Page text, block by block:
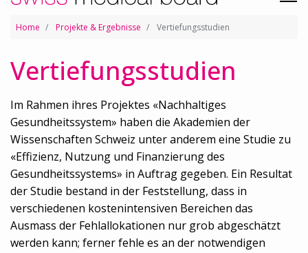
Home Projekte & Ergebnisse Vertiefungsstudien
Vertiefungsstudien
Im Rahmen ihres Projektes «Nachhaltiges
Gesundheitssystem» haben die Akademien der
Wissenschaften Schweiz unter anderem eine Studie zu
«Effizienz, Nutzung und Finanzierung des
Gesundheitssystems» in Auftrag gegeben. Ein Resultat
der Studie bestand in der Feststellung, dass in
verschiedenen kostenintensiven Bereichen das
Ausmass der Fehlallokationen nur grob abgeschätzt
werden kann; ferner fehle es an der notwendigen